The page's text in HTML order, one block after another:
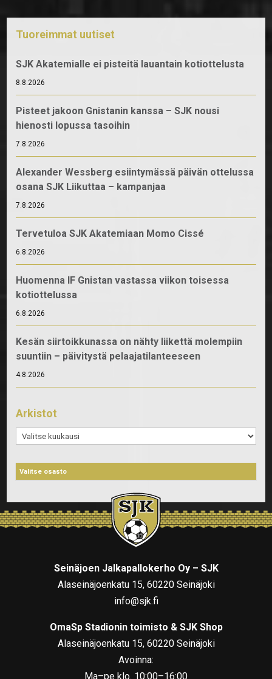
Tuoreimmat uutiset
SJK Akatemialle ei pisteitä lauantain kotiottelusta
8.8.2026
Pisteet jakoon Gnistanin kanssa – SJK nousi
hienosti lopussa tasoihin
7.8.2026
Alexander Wessberg esiintymässä päivän ottelussa
osana SJK Liikuttaa – kampanjaa
7.8.2026
Tervetuloa SJK Akatemiaan Momo Cissé
6.8.2026
Huomenna IF Gnistan vastassa viikon toisessa
kotiottelussa
6.8.2026
Kesän siirtoikkunassa on nähty liikettä molempiin
suuntiin – päivitystä pelaajatilanteeseen
4.8.2026
Arkistot
Arkistot
Seinäjoen Jalkapallokerho Oy – SJK
Alaseinäjoenkatu 15, 60220 Seinäjoki
info@sjk.fi
OmaSp Stadionin toimisto & SJK Shop
Alaseinäjoenkatu 15, 60220 Seinäjoki
Avoinna:
Ma–pe klo. 10:00–16:00